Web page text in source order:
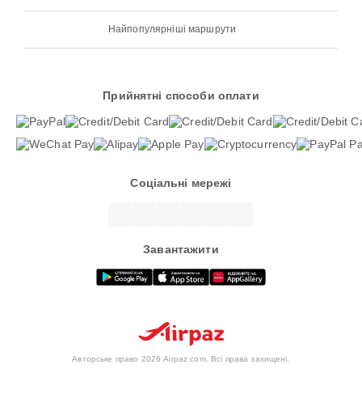
Найпопулярніші маршрути
Прийнятні способи оплати
Соціальні мережі
Завантажити
Авторське право 2026 Airpaz.com. Всі права захищені.